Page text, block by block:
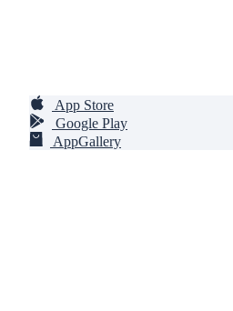
App Store
Google Play
AppGallery